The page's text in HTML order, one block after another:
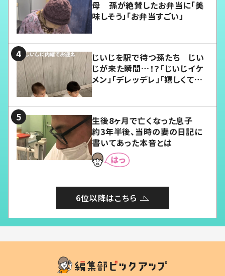
母 孫が絶賛したお弁当に「美
味しそう」「お弁当すごい」
じいじを駅で待つ孫たち じい
じが来た瞬間…！？「じいじイケ
メン」「デレッデレ」「嬉しくて可
生後8ヶ月で亡くなった息子
約3年半後、当時の妻の日記に
書いてあった本音とは
6位以降はこちら